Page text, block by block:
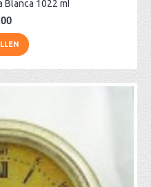
Blanca 1022 mI